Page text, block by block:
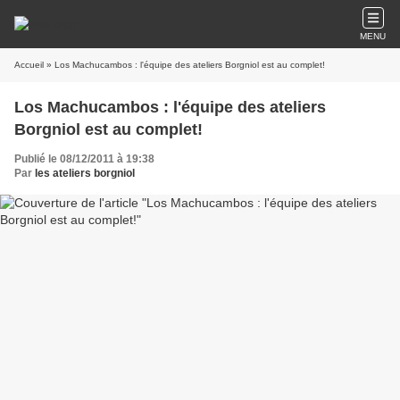
MENU
Accueil » Los Machucambos : l'équipe des ateliers Borgniol est au complet!
Los Machucambos : l'équipe des ateliers
Borgniol est au complet!
Publié le 08/12/2011 à 19:38
Par les ateliers borgniol